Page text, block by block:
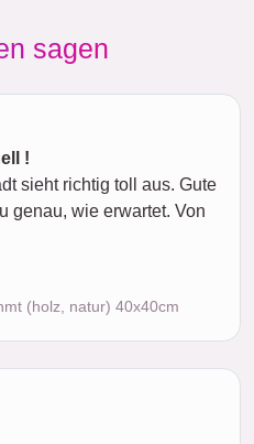
sagen
!
sieht richtig toll aus. Gute
genau, wie erwartet. Von
(holz, natur) 40x40cm